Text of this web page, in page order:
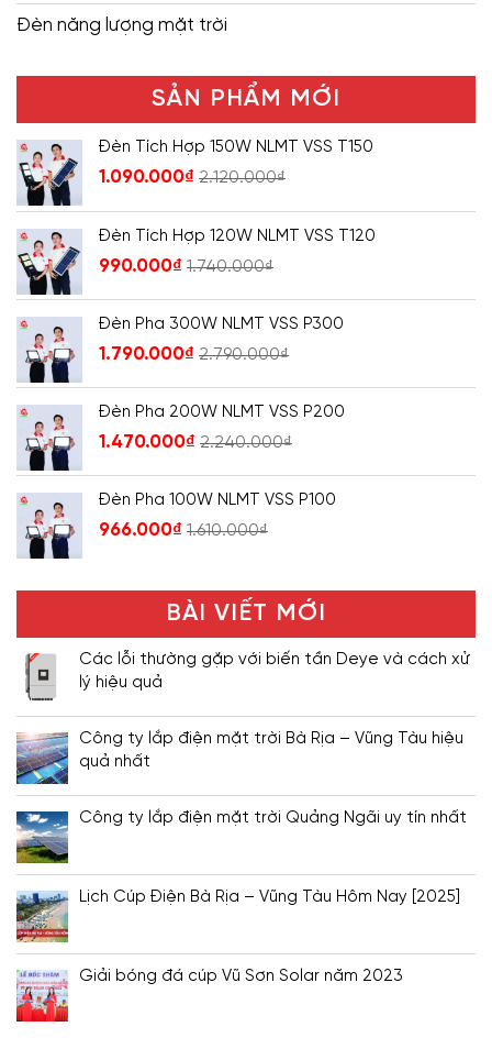
Đèn năng lượng mặt trời
SẢN PHẨM MỚI
Đèn Tích Hợp 150W NLMT VSS T150
1.090.000₫ 2.120.000₫
Đèn Tích Hợp 120W NLMT VSS T120
990.000₫ 1.740.000₫
Đèn Pha 300W NLMT VSS P300
1.790.000₫ 2.790.000₫
Đèn Pha 200W NLMT VSS P200
1.470.000₫ 2.240.000₫
Đèn Pha 100W NLMT VSS P100
966.000₫ 1.610.000₫
BÀI VIẾT MỚI
Các lỗi thường gặp với biến tần Deye và cách xử
lý hiệu quả
Công ty lắp điện mặt trời Bà Rịa – Vũng Tàu hiệu
quả nhất
Công ty lắp điện mặt trời Quảng Ngãi uy tín nhất
Lịch Cúp Điện Bà Rịa – Vũng Tàu Hôm Nay [2025]
Giải bóng đá cúp Vũ Sơn Solar năm 2023